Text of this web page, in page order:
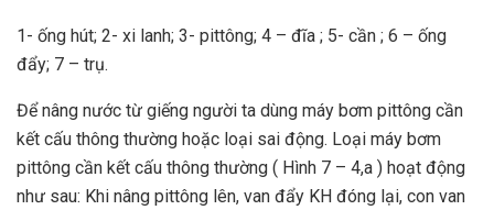
1- ống hút; 2- xi lanh; 3- pittông; 4 – đĩa ; 5- cần ; 6 – ống
đẩy; 7 – trụ.
Để nâng nước từ giếng người ta dùng máy bơm pittông cần
kết cấu thông thường hoặc loại sai động. Loại máy bơm
pittông cần kết cấu thông thường ( Hình 7 – 4,a ) hoạt động
như sau: Khi nâng pittông lên, van đẩy KH đóng lại, con van